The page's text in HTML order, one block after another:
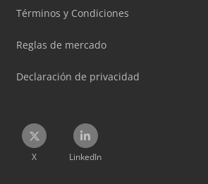
Términos y Condiciones
Reglas de mercado
Declaración de privacidad
X LinkedIn